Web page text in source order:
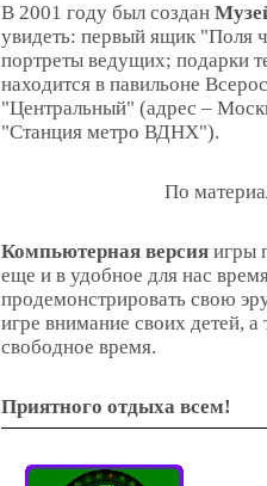
В 2001 году был создан
увидеть: первый ящик "Поля
портреты ведущих; подарки
находится в павильоне
"Центральный" (адрес –
"Станция метро ВДНХ").
По
Компьютерная версия игры
еще и в удобное для нас
продемонстрировать свою
игре внимание своих детей, а
свободное время.
Приятного отдыха всем!